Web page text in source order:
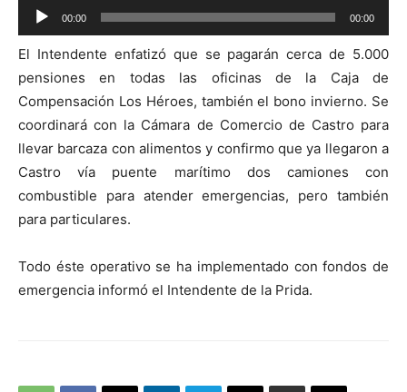
Reproductor
de
audio
00:00 00:00
El Intendente enfatizó que se pagarán cerca de 5.000
pensiones en todas las oficinas de la Caja de
Compensación Los Héroes, también el bono invierno. Se
coordinará con la Cámara de Comercio de Castro para
llevar barcaza con alimentos y confirmo que ya llegaron a
Castro vía puente marítimo dos camiones con
combustible para atender emergencias, pero también
para particulares.
Todo éste operativo se ha implementado con fondos de
emergencia informó el Intendente de la Prida.